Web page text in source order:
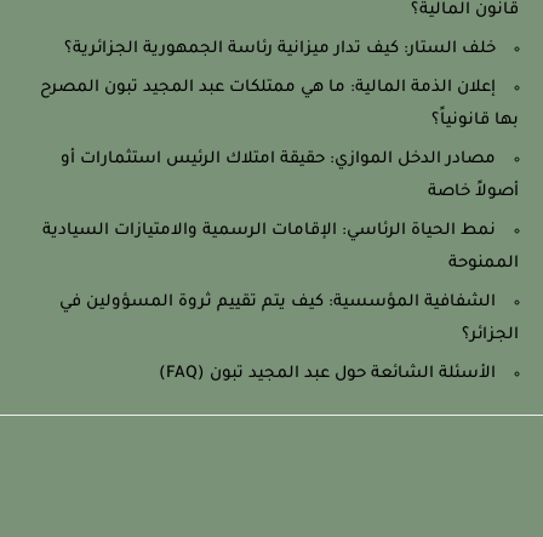
قانون المالية؟
خلف الستار: كيف تدار ميزانية رئاسة الجمهورية الجزائرية؟
إعلان الذمة المالية: ما هي ممتلكات عبد المجيد تبون المصرح
بها قانونياً؟
مصادر الدخل الموازي: حقيقة امتلاك الرئيس استثمارات أو
أصولاً خاصة
نمط الحياة الرئاسي: الإقامات الرسمية والامتيازات السيادية
الممنوحة
الشفافية المؤسسية: كيف يتم تقييم ثروة المسؤولين في
الجزائر؟
الأسئلة الشائعة حول عبد المجيد تبون (FAQ)